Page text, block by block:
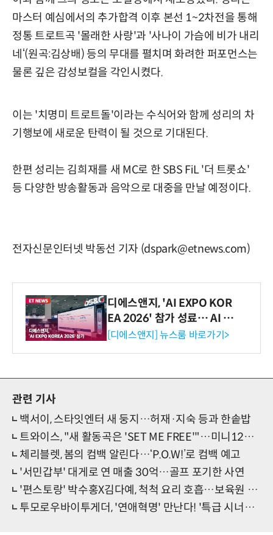
마스터 예심에서의 추가합격 이후 본선 1~2차전을 통해
정통 트로트곡 '몰래한 사랑'과 '사나이 가슴에 비가 내리
네‘(원곡:김상배) 등의 무대를 펼치며 화려한 퍼포먼스는
물론 깊은 감성보컬을 각인시켰다.
이는 '치명미 트로트돌'이라는 수식어와 함께 성리의 차
기행보에 새로운 탄력이 될 것으로 기대된다.
한편 성리는 김희재를 새 MC로 한 SBS FiL '더 트롯쇼'
등 다양한 방송활동과 음악으로 대중을 만날 예정이다.
전자신문인터넷 박동선 기자 (dspark@etnews.com)
디에스앤지, 'AI EXPO KOR
EA 2026' 참가 성료… AI 전
생애주기 아우르는 통합 솔루
[디에스앤지] 뉴스룸 바로가기>
관련 기사
백서이, 스타잇엔터 새 둥지…허재·지숙 등과 한솥밥
트와이스, "새 활동곡은 'SET ME FREE'"…미니12집 트랙리스트 공개
체리블렛, 봄의 컴백 알린다…‘P.O.W!’로 컴백 예고
'서민갑부' 대게로 연 매출 30억…골프 포기한 사연
'편스토랑' 박수홍X김다예, 척척 요리 호흡…보육원 방문까지
투모로우바이투게더, '연애혁명' 만난다! '특급 시너지' OST 기대